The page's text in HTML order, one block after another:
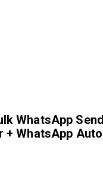
WhatsApp
+ WhatsApp